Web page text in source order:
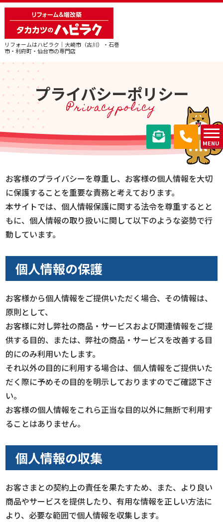
リフォームはハピラク｜大崎市（古川）・石巻
市・利府町・仙台市の専門店
MENU
プライバシーポリシー
Privacypolicy
お客様のプライバシーを尊重し、お客様の個人情報を大切
に保護することを重要な責務と考えております。
本サイトでは、個人情報保護に関する法令を尊重するとと
もに、個人情報の取り扱いに関して以下のような姿勢で行
動しています。
個人情報の保護
お客様から個人情報をご提供いただく場合、その情報は、
原則として、
お客様に対し弊社の商品・サービスおよび関連情報をご提
供する目的、または、弊社の商品・サービスを改善する目
的にのみ利用いたします。
それ以外の目的に利用する場合は、個人情報をご提供いた
だく際に予めその目的を明示しておりますのでご確認下さ
い。
お客様の個人情報をこれら正当な目的以外に無断で利用す
ることはありません。
個人情報の収集
お客さまとの契約上の責任を果たすため、また、より良い
商品やサービスを提供したり、有用な情報を正しい方法に
より、必要な範囲で個人情報を収集します。